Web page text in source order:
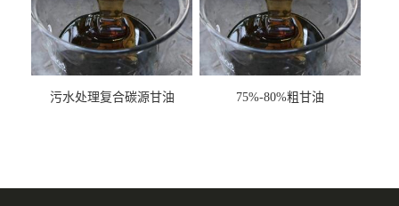
污水处理复合碳源甘油
75%-80%粗甘油